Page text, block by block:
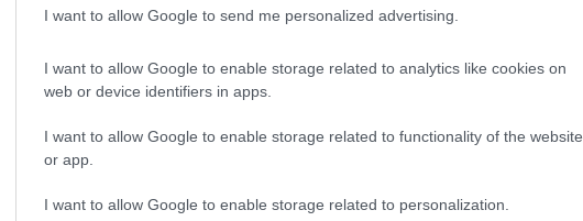
I want to allow Google to send me personalized advertising.
I want to allow Google to enable storage related to analytics like cookies on
web or device identifiers in apps.
I want to allow Google to enable storage related to functionality of the website
or app.
I want to allow Google to enable storage related to personalization.
százalékkal, Romániában 93 százalékkal, Csehországban 67,4
ban a teljes állomány 37 százalékát adta, 2031-re pedig 43 százalékra
31 százalék körüli részesedéssel következik, Európában pedig 183 953
öt év alatt 2,4-ről 3,1 százalékra nőtt.
adózási környezet, jogbiztonság, üzleti kapcsolatok, életminőség